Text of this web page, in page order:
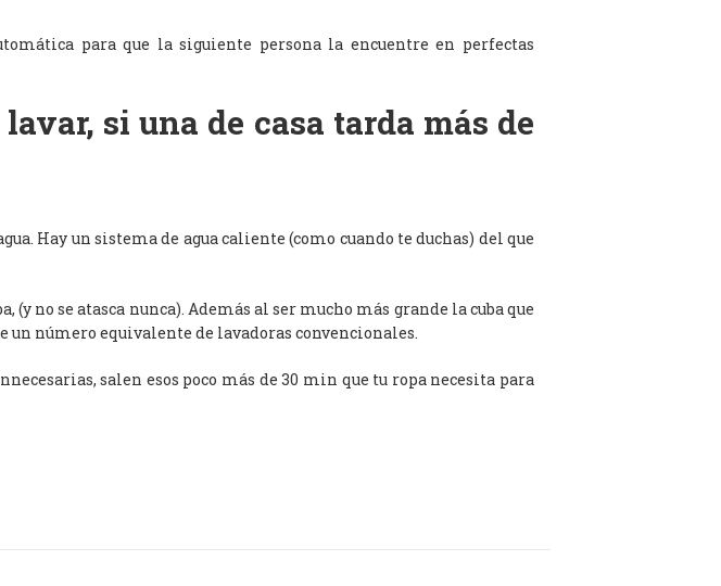
para que la siguiente persona la encuentre en perfectas
si una de casa tarda más de
Hay un sistema de agua caliente (como cuando te duchas) del que
no se atasca nunca). Además al ser mucho más grande la cuba que
un número equivalente de lavadoras convencionales.
salen esos poco más de 30 min que tu ropa necesita para